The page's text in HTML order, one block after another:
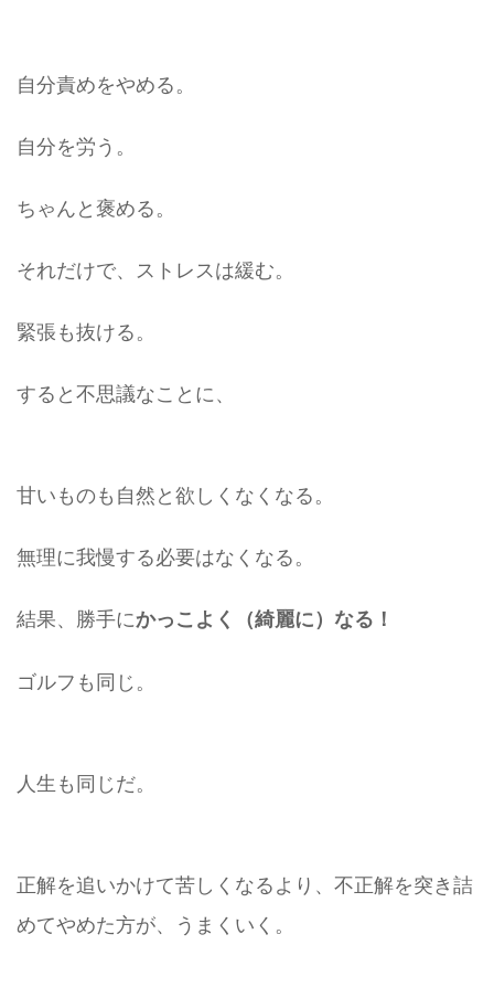
自分責めをやめる。
自分を労う。
ちゃんと褒める。
それだけで、ストレスは緩む。
緊張も抜ける。
すると不思議なことに、
甘いものも自然と欲しくなくなる。
無理に我慢する必要はなくなる。
結果、勝手にかっこよく（綺麗に）なる！
ゴルフも同じ。
人生も同じだ。
正解を追いかけて苦しくなるより、不正解を突き詰
めてやめた方が、うまくいく。